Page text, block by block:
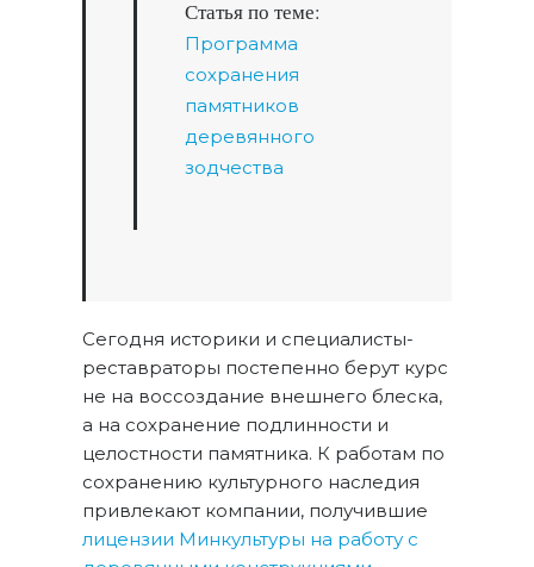
Статья по теме:
Программа
сохранения
памятников
деревянного
зодчества
Сегодня историки и специалисты-
реставраторы постепенно берут курс
не на воссоздание внешнего блеска,
а на сохранение подлинности и
целостности памятника. К работам по
сохранению культурного наследия
привлекают компании, получившие
лицензии Минкультуры на работу с